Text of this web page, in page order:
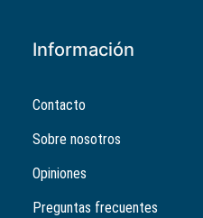
Información
Contacto
Sobre nosotros
Opiniones
Preguntas frecuentes